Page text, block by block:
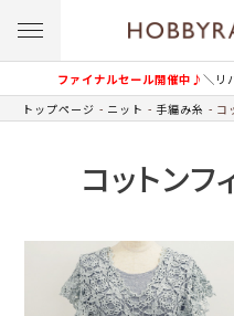
ファイナルセール開催中♪＼リ
トップページ ニット 手編み糸 コ
コットンフ